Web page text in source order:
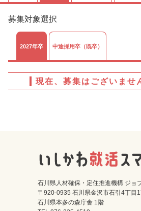
募集対象選択
2027年卒 中途採用卒（既卒）
現在、募集はございませ
石川県人材確保・定住推進機構 ジョ
〒920-0935 石川県金沢市石引4丁目
石川県本多の森庁舎 1階